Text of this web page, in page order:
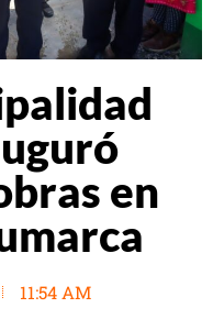
en
11:54 AM